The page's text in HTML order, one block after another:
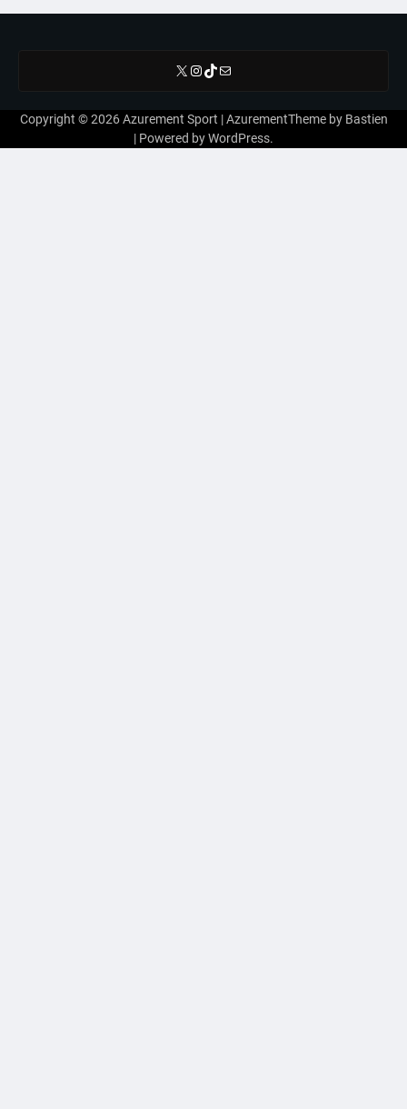
X Instagram
TikTok
E-mail
Copyright © 2026Azurement Sport | AzurementTheme by Bastien
| Powered byWordPress.